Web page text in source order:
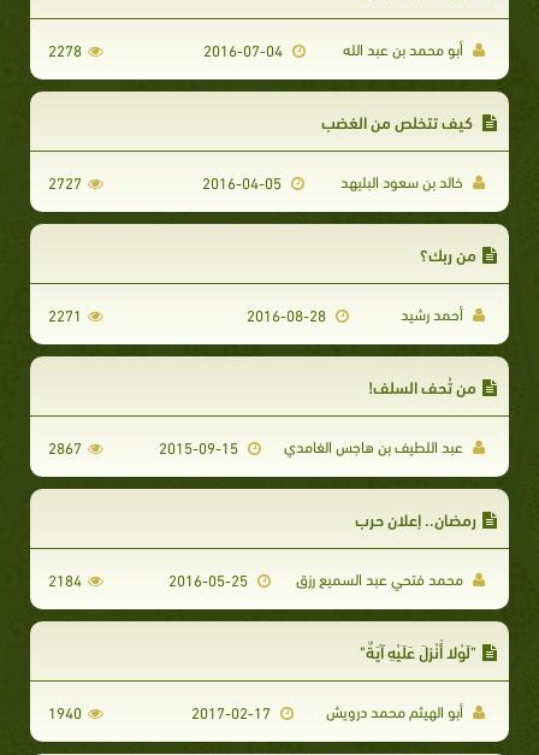
أبو محمد بن عبد الله 2278
كيف تتخلص من الغضب
خالد بن سعود البليهد 2016-04-05
2727
من ربك؟
أحمد رشيد 2271
من تُحف السلف!
عبد اللطيف بن هاجس الغامدي 2867
رمضان.. إعلان حرب
محمد فتحي عبد السميع رزق 2016-05-25
2184
"لَوْلا أُنْزِلَ عَلَيْهِ آيَةٌ"
أبو الهيثم محمد درويش 1940